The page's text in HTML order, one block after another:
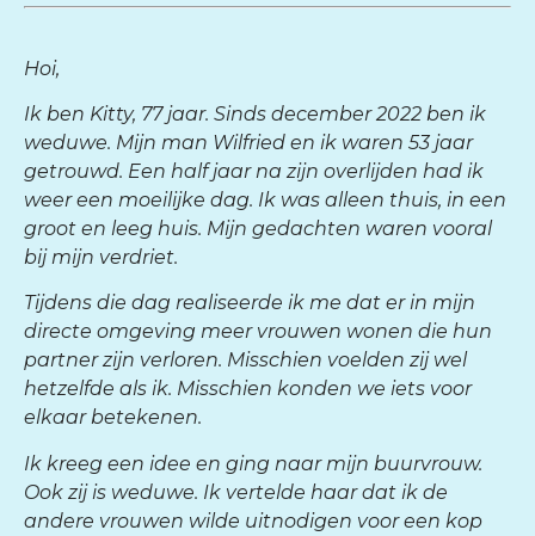
Hoi,
Ik ben Kitty, 77 jaar. Sinds december 2022 ben ik
weduwe. Mijn man Wilfried en ik waren 53 jaar
getrouwd. Een half jaar na zijn overlijden had ik
weer een moeilijke dag. Ik was alleen thuis, in een
groot en leeg huis. Mijn gedachten waren vooral
bij mijn verdriet.
Tijdens die dag realiseerde ik me dat er in mijn
directe omgeving meer vrouwen wonen die hun
partner zijn verloren. Misschien voelden zij wel
hetzelfde als ik. Misschien konden we iets voor
elkaar betekenen.
Ik kreeg een idee en ging naar mijn buurvrouw.
Ook zij is weduwe. Ik vertelde haar dat ik de
andere vrouwen wilde uitnodigen voor een kop